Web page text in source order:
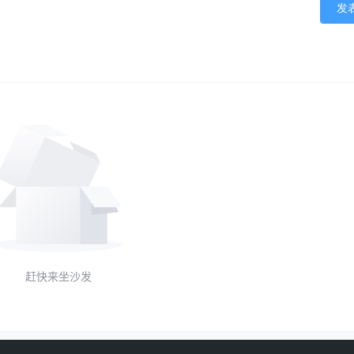
发
赶快来坐沙发